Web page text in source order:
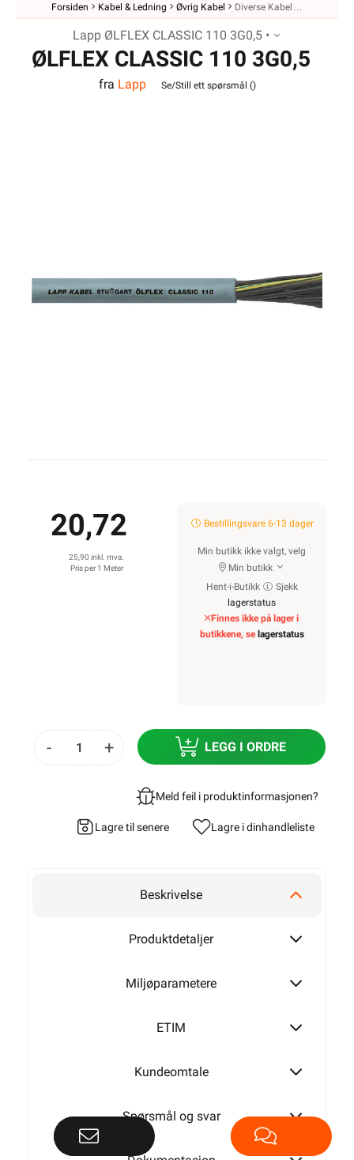
Forsiden Kabel & Ledning Øvrig Kabel Diverse Kabel
Lapp ØLFLEX CLASSIC 110 3G0,5 •
ØLFLEX CLASSIC 110 3G0,5
fra Lapp Se/Still ett spørsmål ()
20,72
25,90 inkl. mva.
Pris per 1 Meter
Bestillingsvare 6-13 dager
Min butikk ikke valgt, velg
Min butikk
Hent-i-Butikk
Sjekk
lagerstatus
Finnes ikke på lager i
butikkene, se lagerstatus
- + LEGG I ORDRE
Meld feil i produktinformasjonen?
Lagre til senere Lagre i dinhandleliste
Beskrivelse
Produktdetaljer
Miljøparametere
ETIM
Kundeomtale
Spørsmål og svar